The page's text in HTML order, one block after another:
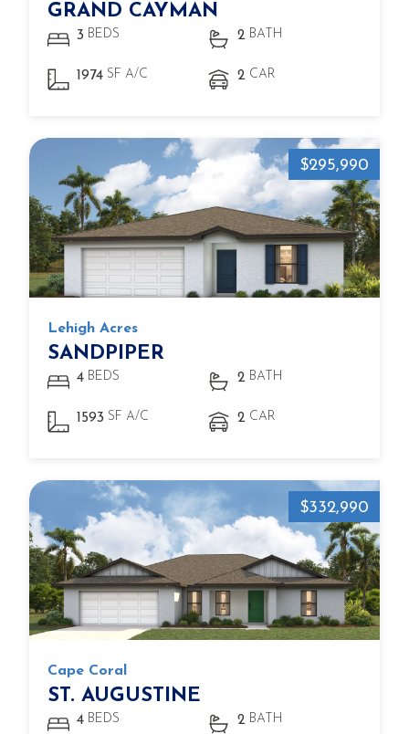
GRAND CAYMAN
3 BEDS 2 BATH
1974 SF A/C 2 CAR
$295,990
Lehigh Acres
SANDPIPER
4 BEDS 2 BATH
1593 SF A/C 2 CAR
$332,990
Cape Coral
ST. AUGUSTINE
4 BEDS 2 BATH